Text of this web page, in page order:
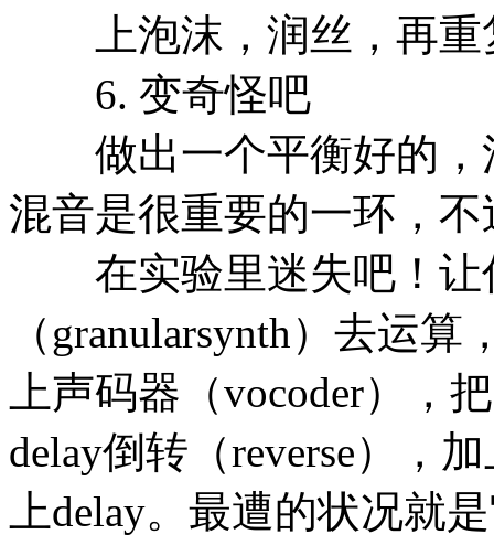
上泡沫，润丝，再重
6. 变奇怪吧
做出一个平衡好的，
混音是很重要的一环，
在实验里迷失吧！让
（granularsynth）去运
上声码器（vocoder），
delay倒转（reverse），
上delay。最遭的状况就